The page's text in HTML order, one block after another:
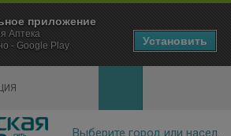
приложение
Аптека
- Google Play
Установить